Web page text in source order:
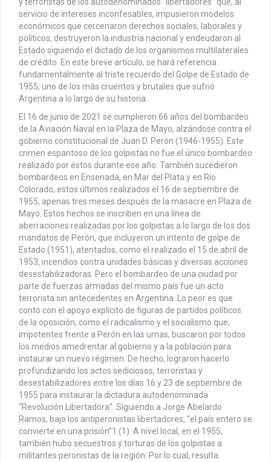
servicio de intereses inconfesables, impusieron modelos
económicos que cercenaron derechos sociales, laborales y
políticos, destruyeron la industria nacional y endeudaron al
Estado siguiendo el dictado de los organismos multilaterales
de crédito. En este breve artículo, se hará referencia
fundamentalmente al triste recuerdo del Golpe de Estado de
1955, uno de los más cruentos y brutales que sufrió
Argentina a lo largo de su historia.
El 16 de junio de 2021 se cumplieron 66 años del bombardeo
de la Aviación Naval en la Plaza de Mayo, alzándose contra el
gobierno constitucional de Juan D. Perón (1946-1955). Este
crimen espantoso de los golpistas no fue el único bombardeo
realizado por éstos durante ese año. También sucedieron
bombardeos en Ensenada, en Mar del Plata y en Río
Colorado, estos últimos realizados el 16 de septiembre de
1955, apenas tres meses después de la masacre en Plaza de
Mayo. Estos hechos se inscriben en una línea de
aberraciones realizadas por los golpistas a lo largo de los dos
mandatos de Perón, que incluyeron un intento de golpe de
Estado (1951), atentados, como el realizado el 15 de abril de
1953, incendios contra unidades básicas y diversas acciones
desestabilizadoras. Pero el bombardeo de una ciudad por
parte de fuerzas armadas del mismo país fue un acto
terrorista sin antecedentes en Argentina. Lo peor es que
contó con el apoyo explícito de figuras de partidos políticos
de la oposición, como el radicalismo y el socialismo que,
impotentes frente a Perón en las urnas, buscaron por todos
los medios amedrentar al gobierno y a la población para
instaurar un nuevo régimen. De hecho, lograron hacerlo
profundizando los actos sediciosos, terroristas y
desestabilizadores entre los días 16 y 23 de septiembre de
1955 para instaurar la dictadura autodenominada
“Revolución Libertadora”. Siguiendo a Jorge Abelardo
Ramos, bajo los antiperonistas libertadores, “el país entero se
convierte en una prisión”1 (1). A nivel local, en el 1955,
también hubo secuestros y torturas de los golpistas a
militantes peronistas de la región. Por lo cual, resulta